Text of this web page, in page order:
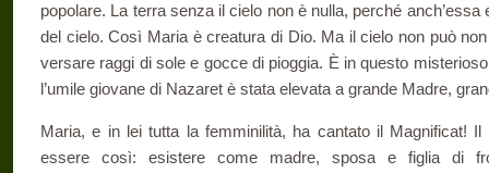
popolare. La terra senza il cielo non è nulla, perché
del cielo. Così Maria è creatura di Dio. Ma il cielo non può
versare raggi di sole e gocce di pioggia. È in questo
l’umile giovane di Nazaret è stata elevata a grande Madre,
Maria, e in lei tutta la femminilità, ha cantato il Magnificat!
essere così: esistere come madre, sposa e figlia di